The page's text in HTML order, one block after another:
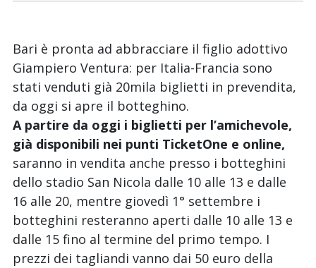
Bari è pronta ad abbracciare il figlio adottivo
Giampiero Ventura: per Italia-Francia sono
stati venduti già 20mila biglietti in prevendita,
da oggi si apre il botteghino.
A partire da oggi i biglietti per l’amichevole,
già disponibili nei punti TicketOne e online,
saranno in vendita anche presso i botteghini
dello stadio San Nicola dalle 10 alle 13 e dalle
16 alle 20, mentre giovedì 1° settembre i
botteghini resteranno aperti dalle 10 alle 13 e
dalle 15 fino al termine del primo tempo. I
prezzi dei tagliandi vanno dai 50 euro della